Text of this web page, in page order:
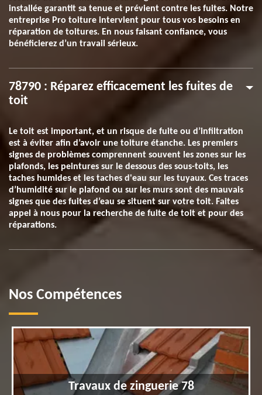
installée garantit sa tenue et prévient contre les fuites. Notre
entreprise Pro toiture intervient pour tous vos besoins en
réparation de toitures. En nous faisant confiance, vous
bénéficierez d’un travail sérieux.
78790 : Réparez efficacement les fuites de
toit
Le toit est important, et un risque de fuite ou d’infiltration
est à éviter afin d’avoir une toiture étanche. Les premiers
signes de problèmes comprennent souvent les zones sur les
plafonds, les peintures sur le dessous des sous-toits, les
taches humides et les taches d'eau sur les tuyaux. Ces traces
d’humidité sur le plafond ou sur les murs sont des mauvais
signes que des fuites d’eau se situent sur votre toit. Faites
appel à nous pour la recherche de fuite de toit et pour des
réparations.
Nos Compétences
Travaux de zinguerie 78